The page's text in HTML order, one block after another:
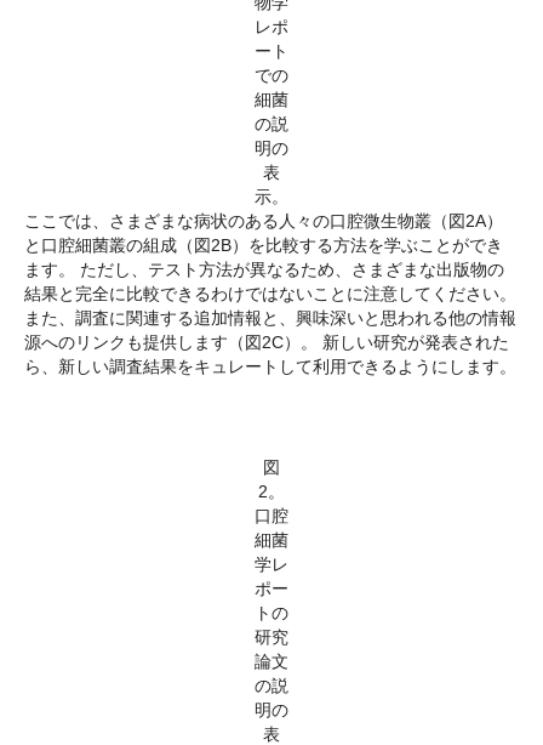
レポ
ート
での
細菌
の説
明の
表
示。
ここでは、さまざまな病状のある人々の口腔微生物叢（図2A）
と口腔細菌叢の組成（図2B）を比較する方法を学ぶことができ
ます。 ただし、テスト方法が異なるため、さまざまな出版物の
結果と完全に比較できるわけではないことに注意してください。
また、調査に関連する追加情報と、興味深いと思われる他の情報
源へのリンクも提供します（図2C）。 新しい研究が発表された
ら、新しい調査結果をキュレートして利用できるようにします。
図
2。
口腔
細菌
学レ
ポー
トの
研究
論文
の説
明の
表